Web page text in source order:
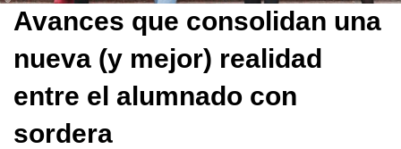
Avances que consolidan una
nueva (y mejor) realidad
entre el alumnado con
sordera